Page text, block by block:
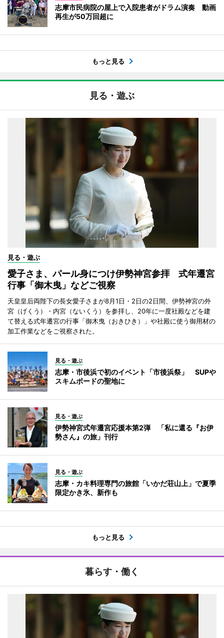
志摩市民病院の屋上で入院患者がドラム演奏 動画
再生が50万回超に
もっと見る
見る・遊ぶ
見る・遊ぶ
愛子さま、パール身につけ伊勢神宮参拝 式年遷宮
行事「御木曳」などご視察
天皇皇后両陛下の長女愛子さまが8月1日・2日の2日間、伊勢神宮の外
宮（げくう）・内宮（ないくう）を参拝し、20年に一度社殿などを建
て替える式年遷宮の行事「御木曳（おきひき）」や社殿に使う御用材の
加工作業などをご視察された。
見る・遊ぶ
志摩・市後浜で初のイベント「市後浜祭」 SUPや
スキムボードの聖地に
見る・遊ぶ
伊勢神宮式年遷宮応援本第2弾 「私に還る『お伊
勢さん』の旅」刊行
見る・遊ぶ
志摩・カキ料理専門の旅館「いかだ荘山上」で夏季
限定かき氷、新作も
もっと見る
暮らす・働く